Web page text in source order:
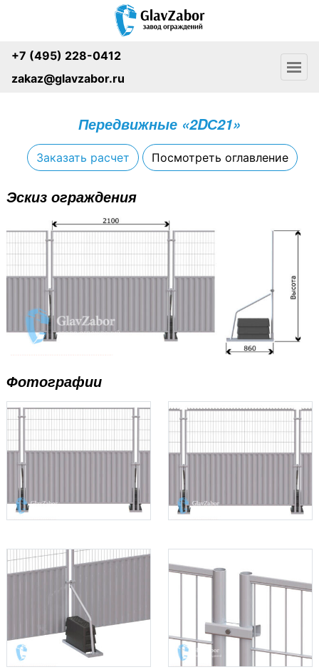
+7 (495) 228-0412
zakaz@glavzabor.ru
Передвижные «2DС21»
Заказать расчет Посмотреть оглавление
Эскиз ограждения
Фотографии